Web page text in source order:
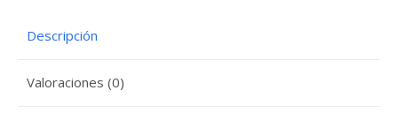
Descripción
Valoraciones (0)